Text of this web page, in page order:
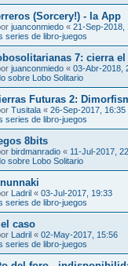
(Sorcery!) - la App
juanconmiedo « 21-Sep-2018,
series de libro-juegos
7: cierra
juanconmiedo « 03-Abr-2018,
sobre Lobo Solitario
Futuras 2:
Tusitala « 26-Sep-2017, 16:35
series de libro-juegos
8bits
birdmanradio « 11-Jul-2017,
sobre Lobo Solitario
Ladril « 03-Jul-2017, 19:33
series de libro-juegos
caso
Ladril « 02-May-2017, 15:56
series de libro-juegos